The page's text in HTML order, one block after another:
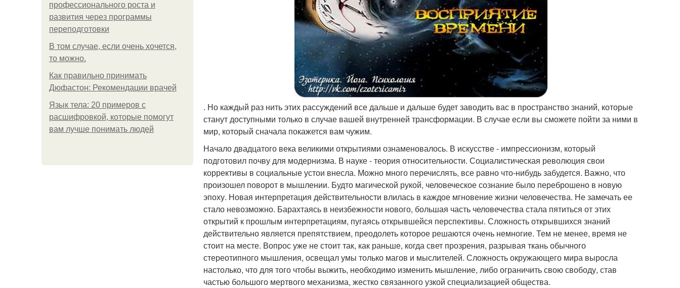
профессионального роста и
развития через программы
переподготовки
В том случае, если очень хочется,
то можно.
Как правильно принимать
Дюфастон: Рекомендации врачей
Язык тела: 20 примеров с
расшифровкой, которые помогут
вам лучше понимать людей
. Но каждый раз нить этих рассуждений все дальше и дальше будет заводить вас в пространство знаний, которые
станут доступными только в случае вашей внутренней трансформации. В случае если вы сможете пойти за ними в
мир, который сначала покажется вам чужим.
Начало двадцатого века великими открытиями ознаменовалось. В искусстве - импрессионизм, который
подготовил почву для модернизма. В науке - теория относительности. Социалистическая революция свои
коррективы в социальные устои внесла. Можно много перечислять, все равно что-нибудь забудется. Важно, что
произошел поворот в мышлении. Будто магической рукой, человеческое сознание было переброшено в новую
эпоху. Новая интерпретация действительности влилась в каждое мгновение жизни человечества. Не замечать ее
стало невозможно. Барахтаясь в неизбежности нового, большая часть человечества стала пятиться от этих
открытий к прошлым интерпретациям, пугаясь открывшейся перспективы. Сложность открывшихся знаний
действительно является препятствием, преодолеть которое решаются очень немногие. Тем не менее, время не
стоит на месте. Вопрос уже не стоит так, как раньше, когда свет прозрения, разрывая ткань обычного
стереотипного мышления, освещал умы только магов и мыслителей. Сложность окружающего мира выросла
настолько, что для того чтобы выжить, необходимо изменить мышление, либо ограничить свою свободу, став
частью большого мертвого механизма, жестко связанного узкой специализацией общества.